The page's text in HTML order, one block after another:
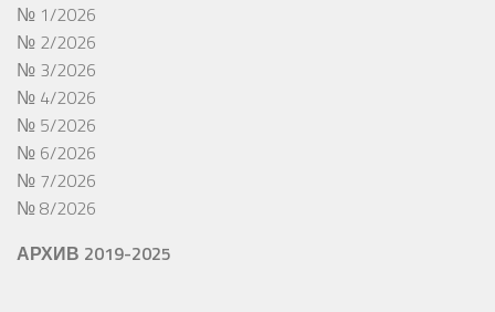
№ 1/2026
№ 2/2026
№ 3/2026
№ 4/2026
№ 5/2026
№ 6/2026
№ 7/2026
№ 8/2026
АРХИВ 2019-2025